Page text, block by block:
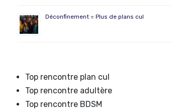
Déconfinement = Plus de plans cul
Top rencontre plan cul
Top rencontre adultère
Top rencontre BDSM